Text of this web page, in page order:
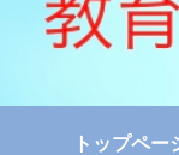
トップペー